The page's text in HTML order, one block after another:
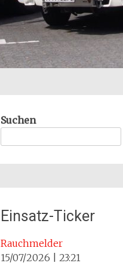
Suchen
Einsatz-Ticker
Rauchmelder
15/07/2026
23:21